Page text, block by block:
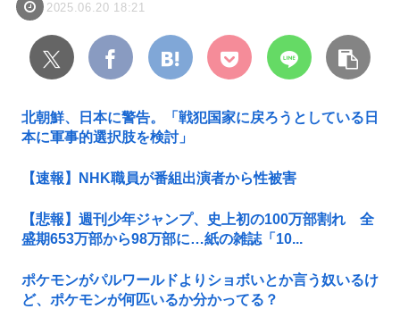
2025.06.20 18:21
北朝鮮、日本に警告。「戦犯国家に戻ろうとしている日
本に軍事的選択肢を検討」
【速報】NHK職員が番組出演者から性被害
【悲報】週刊少年ジャンプ、史上初の100万部割れ 全
盛期653万部から98万部に…紙の雑誌「10...
ポケモンがパルワールドよりショボいとか言う奴いるけ
ど、ポケモンが何匹いるか分かってる？